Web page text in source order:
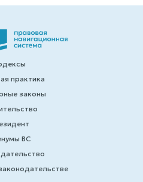
практика
законы
ВС